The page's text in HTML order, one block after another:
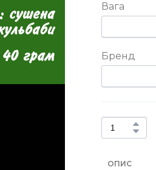
Вага
Бренд
ОПИС